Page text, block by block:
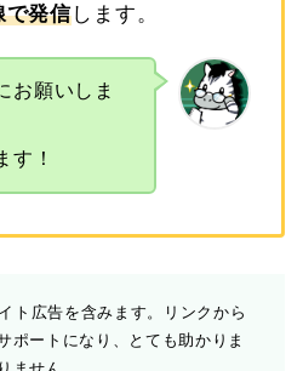
で発信します。
お願いしま
す！
ト広告を含みます。リンクから
ポートになり、とても助かりま